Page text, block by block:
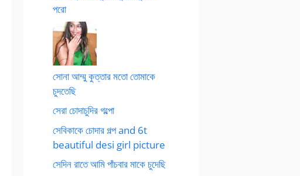
পরো
সোনা আম্মু কুত্তার মতো তোমাকে
চুদতেছি
সেরা চোদাচুদির গল্পো
সেবিকাকে চোদার গল্প and 6t
beautiful desi girl picture
সেদিন রাতে আমি পাঁচবার মাকে চুদেছি